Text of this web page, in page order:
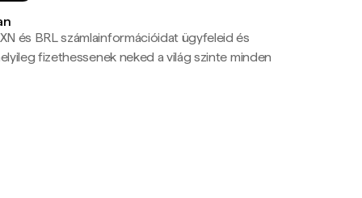
és BRL számlainformációidat ügyfeleid és
fizethessenek neked a világ szinte minden